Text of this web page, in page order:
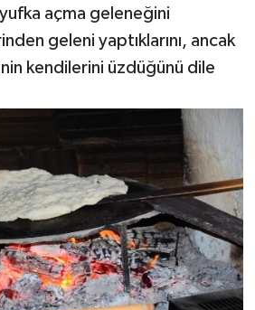
açma geleneğini
geleni yaptıklarını, ancak
kendilerini üzdüğünü dile